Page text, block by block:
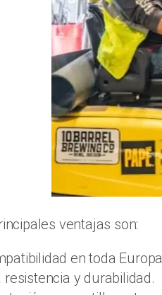
ventajas son:
en toda
resistencia y durabilidad.